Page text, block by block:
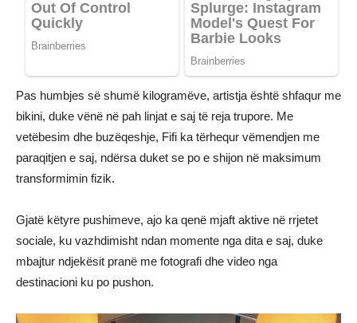
Pas humbjes së shumë kilogramëve, artistja është shfaqur me
bikini, duke vënë në pah linjat e saj të reja trupore. Me
vetëbesim dhe buzëqeshje, Fifi ka tërhequr vëmendjen me
paraqitjen e saj, ndërsa duket se po e shijon në maksimum
transformimin fizik.
Gjatë këtyre pushimeve, ajo ka qenë mjaft aktive në rrjetet
sociale, ku vazhdimisht ndan momente nga dita e saj, duke
mbajtur ndjekësit pranë me fotografi dhe video nga
destinacioni ku po pushon.